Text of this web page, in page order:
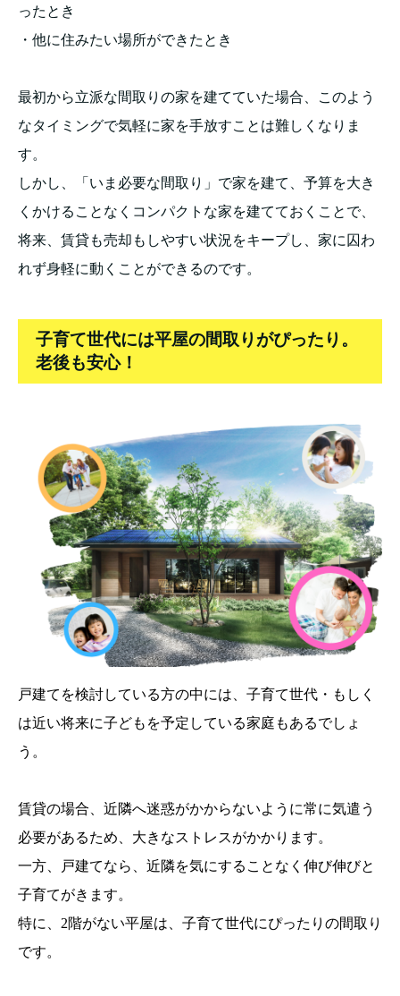
ったとき
・他に住みたい場所ができたとき
最初から立派な間取りの家を建てていた場合、このよう
なタイミングで気軽に家を手放すことは難しくなりま
す。
しかし、「いま必要な間取り」で家を建て、予算を大き
くかけることなくコンパクトな家を建てておくことで、
将来、賃貸も売却もしやすい状況をキープし、家に囚わ
れず身軽に動くことができるのです。
子育て世代には平屋の間取りがぴったり。
老後も安心！
戸建てを検討している方の中には、子育て世代・もしく
は近い将来に子どもを予定している家庭もあるでしょ
う。
賃貸の場合、近隣へ迷惑がかからないように常に気遣う
必要があるため、大きなストレスがかかります。
一方、戸建てなら、近隣を気にすることなく伸び伸びと
子育てがきます。
特に、2階がない平屋は、子育て世代にぴったりの間取り
です。